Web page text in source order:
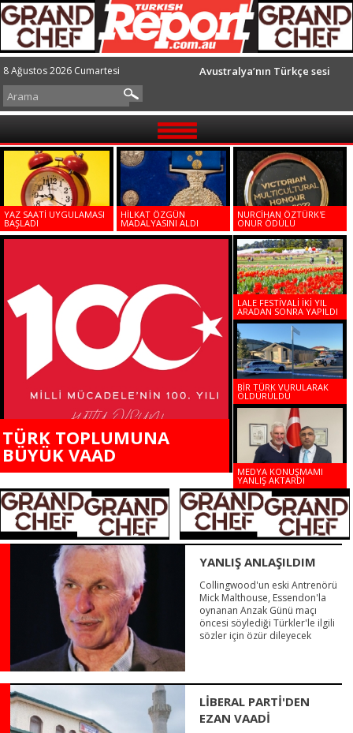
8 Ağustos 2026 Cumartesi Avustralya’nın Türkçe sesi
GÜNDEM
TOPLUM
AVUSTRALYA
GÖRÜŞLER
İLETİŞİM
YAZ SAATİ UYGULAMASI
BAŞLADI
HİLKAT ÖZGÜN
MADALYASINI ALDI
NURCİHAN ÖZTÜRK'E
ONUR ÖDÜLÜ
TÜRK TOPLUMUNA
BÜYÜK VAAD
LALE FESTİVALİ İKİ YIL
ARADAN SONRA YAPILDI
BİR TÜRK VURULARAK
ÖLDÜRÜLDÜ
MEDYA KONUŞMAMI
YANLIŞ AKTARDI
YANLIŞ ANLAŞILDIM
Collingwood'un eski Antrenörü
Mick Malthouse, Essendon'la
oynanan Anzak Günü maçı
öncesi söylediği Türkler'le ilgili
sözler için özür dileyecek
LİBERAL PARTİ'DEN
EZAN VAADİ